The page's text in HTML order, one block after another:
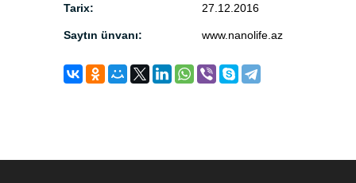
Tarix: 27.12.2016
Saytın ünvanı: www.nanolife.az